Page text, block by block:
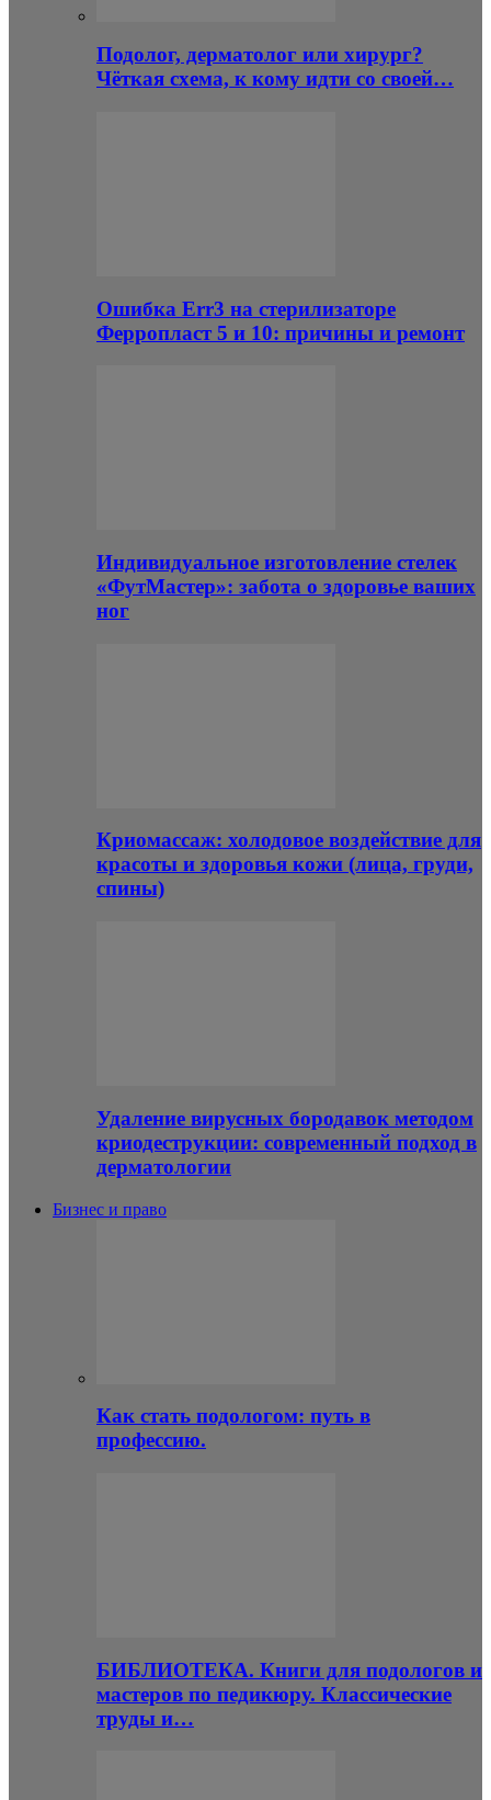
Подолог, дерматолог или хирург?
Чёткая схема, к кому идти со своей…
Ошибка Err3 на стерилизаторе
Ферропласт 5 и 10: причины и ремонт
Индивидуальное изготовление стелек
«ФутМастер»: забота о здоровье ваших
ног
Криомассаж: холодовое воздействие для
красоты и здоровья кожи (лица, груди,
спины)
Удаление вирусных бородавок методом
криодеструкции: современный подход в
дерматологии
Бизнес и право
Как стать подологом: путь в
профессию.
БИБЛИОТЕКА. Книги для подологов и
мастеров по педикюру. Классические
труды и…